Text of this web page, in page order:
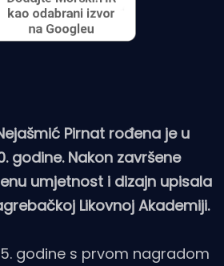
Pirnat rođena je u
godine. Nakon završene
umjetnost i dizajn upisala
Likovnoj Akademiji.
godine s prvom nagradom